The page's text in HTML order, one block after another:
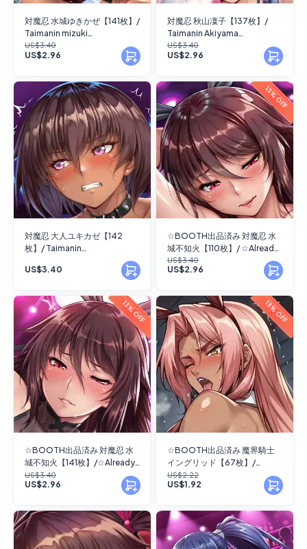
対魔忍 水城ゆきかぜ【141枚】/
Taimanin mizuki
yukikaze【141 images】
US$3.40
US$2.96
対魔忍 秋山凜子【137枚】/
Taimanin Akiyama
Rinko【137 images】
US$3.40
US$2.96
対魔忍 大人ユキカゼ【142
枚】/ Taimanin
mizuki_yukikaze_(future)
【142 images】
US$3.40
13% OFF
☆BOOTH出品済み 対魔忍 水
城不知火【110枚】/ ☆Already
on BOOTH Taimanin Mizuki
Shiranui【110 images】
US$3.40
US$2.96
13% OFF
☆BOOTH出品済み 対魔忍 水
城不知火【141枚】/☆Already
on BOOTH Taimanin Mizuki
Shiranui【141 images】
US$3.40
US$2.96
13% OFF
☆BOOTH出品済み 魔界騎士
イングリッド【67枚】/
☆Already on BOOTH
ingrid【67 images】
US$2.22
US$1.92